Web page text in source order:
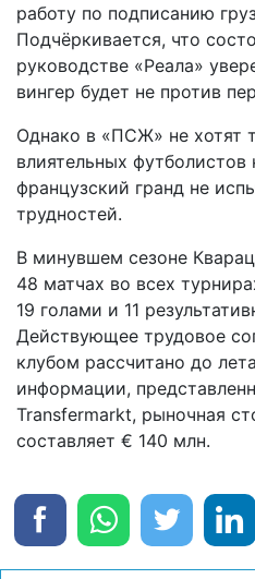
работу по подписанию
Подчёркивается, что
руководстве «Реала»
вингер будет не против
Однако в «ПСЖ» не хотят
влиятельных
французский гранд не
трудностей.
В минувшем сезоне
48 матчах во всех
19 голами и 11
Действующее трудовое
клубом рассчитано до
информации,
Transfermarkt, рыночная
составляет € 140 млн.